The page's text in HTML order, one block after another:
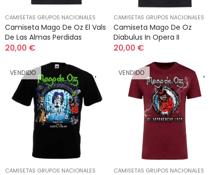
CAMISETAS GRUPOS NACIONALES
Camiseta Mago De Oz El Vals
De Las Almas Perdidas
20,00 €
CAMISETAS GRUPOS NACIONALES
Camiseta Mago De Oz
Diabulus In Opera II
20,00 €
VENDIDO
CAMISETAS GRUPOS NACIONALES
VENDIDO
CAMISETAS GRUPOS NACIONALES